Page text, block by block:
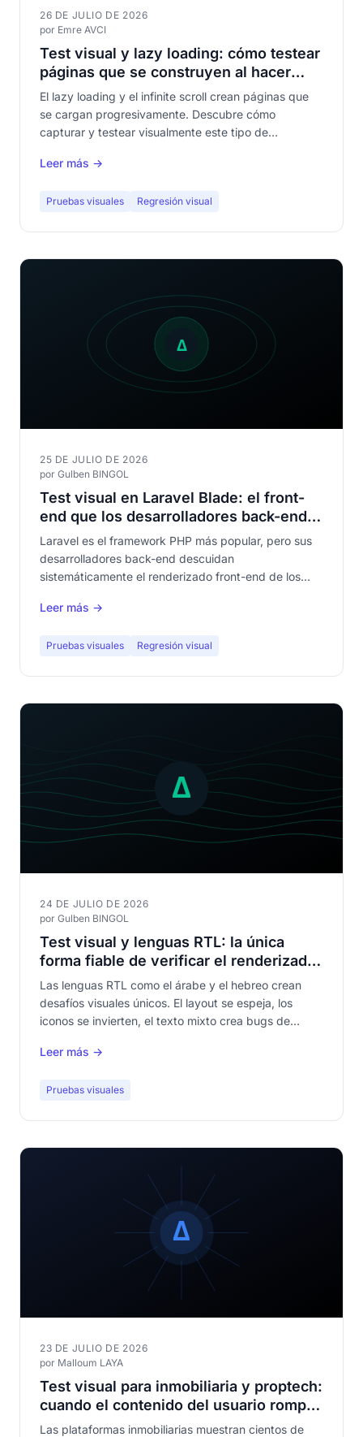
26 DE JULIO DE 2026
por Emre AVCI
Test visual y lazy loading: cómo testear
páginas que se construyen al hacer
scroll
El lazy loading y el infinite scroll crean páginas que
se cargan progresivamente. Descubre cómo
capturar y testear visualmente este tipo de
Leer más →
Pruebas visuales Regresión visual
25 DE JULIO DE 2026
por Gulben BINGOL
Test visual en Laravel Blade: el front-
end que los desarrolladores back-end
olvidan testear
Laravel es el framework PHP más popular, pero sus
desarrolladores back-end descuidan
sistemáticamente el renderizado front-end de los
este enorme hueco en la calidad de tus aplicaciones.
Leer más →
Pruebas visuales Regresión visual
24 DE JULIO DE 2026
por Gulben BINGOL
Test visual y lenguas RTL: la única
forma fiable de verificar el renderizado
árabe y hebreo
Las lenguas RTL como el árabe y el hebreo crean
desafíos visuales únicos. El layout se espeja, los
iconos se invierten, el texto mixto crea bugs de
Leer más →
Pruebas visuales
23 DE JULIO DE 2026
por Malloum LAYA
Test visual para inmobiliaria y proptech:
cuando el contenido del usuario rompe
tus templates
Las plataformas inmobiliarias muestran cientos de